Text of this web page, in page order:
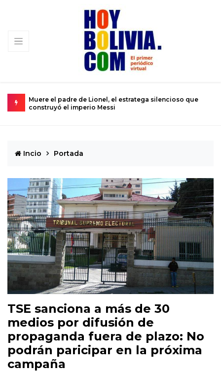
el estratega silencioso que
Urkupiña: El valle donde la
Incio Portada
TSE sanciona a más de 30
medios por difusión de
propaganda fuera de plazo: No
podrán paricipar en la próxima
campaña